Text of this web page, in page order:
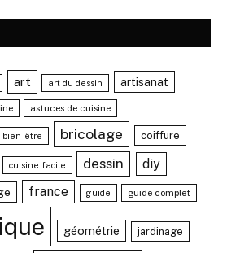
art art du dessin artisanat
astuces de cuisine
bien-être bricolage coiffure
cuisine facile dessin diy
france guide guide complet
géométrie jardinage